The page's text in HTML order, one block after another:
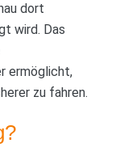
dort
wird. Das
ermöglicht,
zu fahren.